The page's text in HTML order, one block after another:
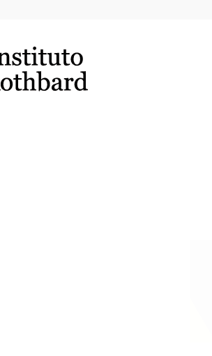
Instituto
Rothbard
Brasil